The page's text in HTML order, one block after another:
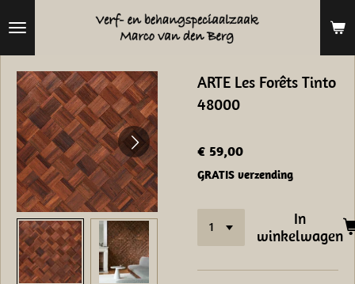
de
hoofdinhoud
ARTE Les Forêts Tinto
48000
€ 59,00
GRATIS verzending
In
winkelwagen